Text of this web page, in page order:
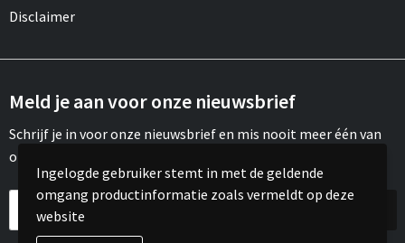
Disclaimer
Meld je aan voor onze nieuwsbrief
Schrijf je in voor onze nieuwsbrief en mis nooit meer één van
onze leuke aanbiedingen of updates.
Ingelogde gebruiker stemt in met de geldende
omgang productinformatie zoals vermeldt op deze
website